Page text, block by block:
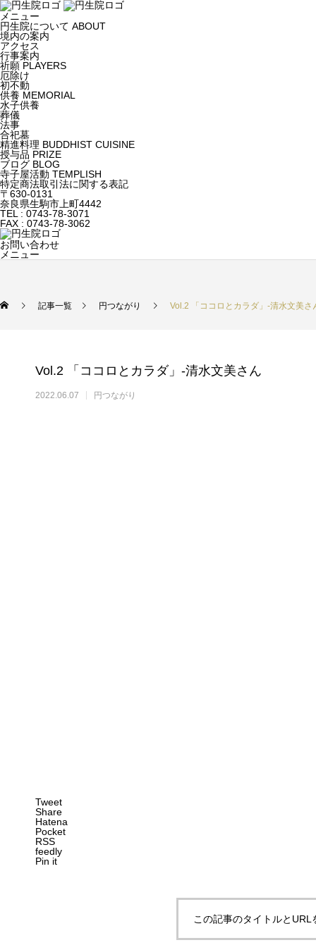
メニュー
円生院について ABOUT
境内の案内
アクセス
行事案内
祈願 PLAYERS
厄除け
初不動
供養 MEMORIAL
水子供養
葬儀
法事
合祀墓
精進料理 BUDDHIST CUISINE
授与品 PRIZE
ブログ BLOG
寺子屋活動 TEMPLISH
特定商法取引法に関する表記
〒630-0131
奈良県生駒市上町4442
TEL : 0743-78-3071
FAX : 0743-78-3062
お問い合わせ
メニュー
記事一覧 円つながり Vol.2 「ココロとカラダ」-清水文美さ
Vol.2 「ココロとカラダ」-清水文美さん
2022.06.07 円つながり
Tweet
Share
Hatena
Pocket
RSS
feedly
Pin it
この記事のタイトルとURL